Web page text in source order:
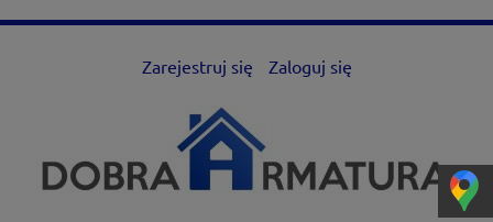
Zarejestruj się Zaloguj się